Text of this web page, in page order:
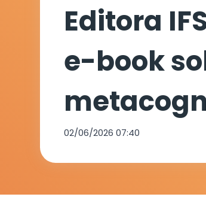
Editora
e-book
02/06/2026 07:40